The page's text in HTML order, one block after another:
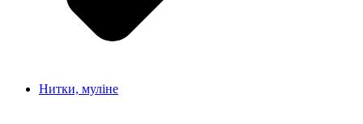
Нитки, муліне